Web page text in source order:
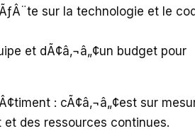
sur la technologie et le
et dÃ¢â‚¬â„¢un budget pour
: cÃ¢â‚¬â„¢est sur
et des ressources continues.